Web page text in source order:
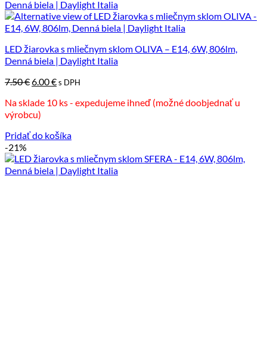
LED žiarovka s mliečnym sklom OLIVA – E14, 6W, 806lm,
Denná biela | Daylight Italia
7.50€Pôvodná
bola:
7.50 €.
6.00€Aktuálna
je:
s DPH
Na sklade 10 ks - expedujeme ihneď (možné doobjednať u
výrobcu)
Pridať do košíka
-21%